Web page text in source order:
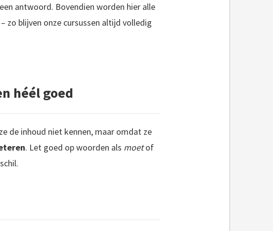
antwoord. Bovendien worden hier alle
zo blijven onze cursussen altijd volledig
héél goed
de inhoud niet kennen, maar omdat ze
. Let goed op woorden als moetof